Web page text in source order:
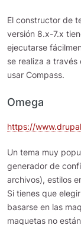
El constructor de
versión 8.x-7.x
ejecutarse
se realiza a través
usar Compass.
Omega
https://
Un tema muy
generador de
archivos), estilos
Si tienes que
basarse en las
maquetas no